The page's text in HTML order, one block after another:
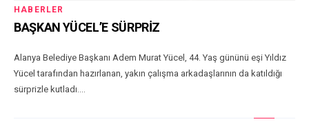
HABERLER
BAŞKAN YÜCEL’E SÜRPRİZ
Alanya Belediye Başkanı Adem Murat Yücel, 44. Yaş gününü eşi Yıldız
Yücel tarafından hazırlanan, yakın çalışma arkadaşlarının da katıldığı
sürprizle kutladı....